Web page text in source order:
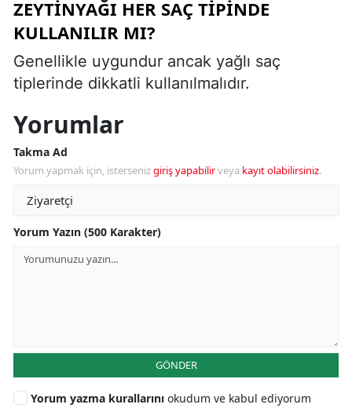
ZEYTINYAĞI HER SAÇ TIPINDE
KULLANILIR MI?
Genellikle uygundur ancak yağlı saç
tiplerinde dikkatli kullanılmalıdır.
Yorumlar
Takma Ad
Yorum yapmak için, istersenizgiriş yapabilirveya kayıt olabilirsiniz.
Yorum Yazın (500 Karakter)
GÖNDER
Yorum yazma kurallarını okudum ve kabul ediyorum